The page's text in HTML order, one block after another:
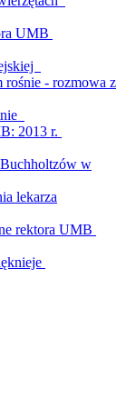
UMB
rośnie - rozmowa z
2013 r.
w
lekarza
rektora UMB